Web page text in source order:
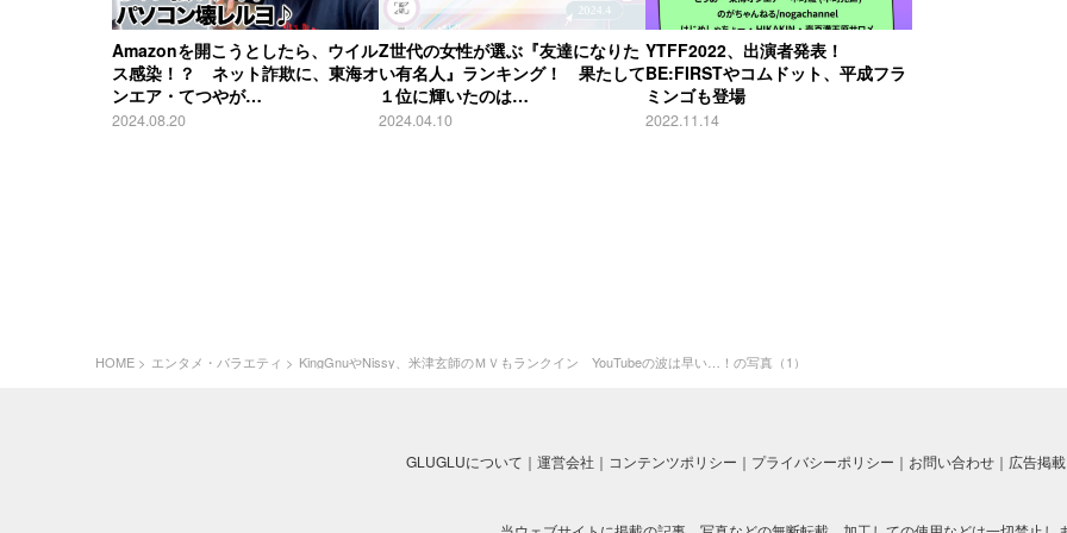
Amazonを開こうとしたら、ウイル
ス感染！？ ネット詐欺に、東海オ
ンエア・てつやが…
2024.08.20
Z世代の女性が選ぶ『友達になりた
い有名人』ランキング！ 果たして
１位に輝いたのは…
2024.04.10
YTFF2022、出演者発表！
BE:FIRSTやコムドット、平成フラ
ミンゴも登場
2022.11.14
HOME エンタメ・バラエティ KingGnuやNissy、米津玄師のＭＶもランクイン YouTubeの波は早い…！の写真（1）
GLUGLUについて 運営会社 コンテンツポリシー プライバシーポリシー お問い合わせ 広告掲